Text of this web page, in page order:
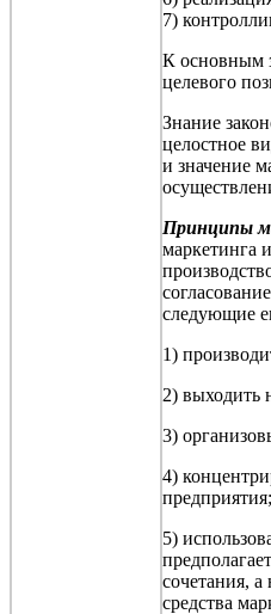
7)
К основным
целевого
Знание
целостное
и значение
Принципы
маркетинга
следующие
1)
2) выходить
3)
4)
предприятия;
5)
сочетания, а
средства